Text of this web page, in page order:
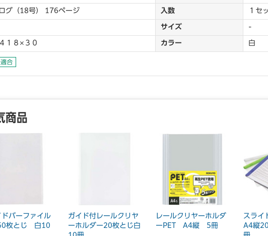
グ（18号） 176ページ 入数 １セ
サイズ -
１８×３０ カラー 白
商品
ドバーファイル
枚とじ 白10
ガイド付レールクリヤ
ーホルダー20枚とじ白
レールクリヤーホルダ
ーPET A4縦 5冊
スライ
A4縦